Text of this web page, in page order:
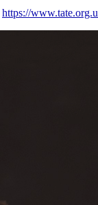
https://